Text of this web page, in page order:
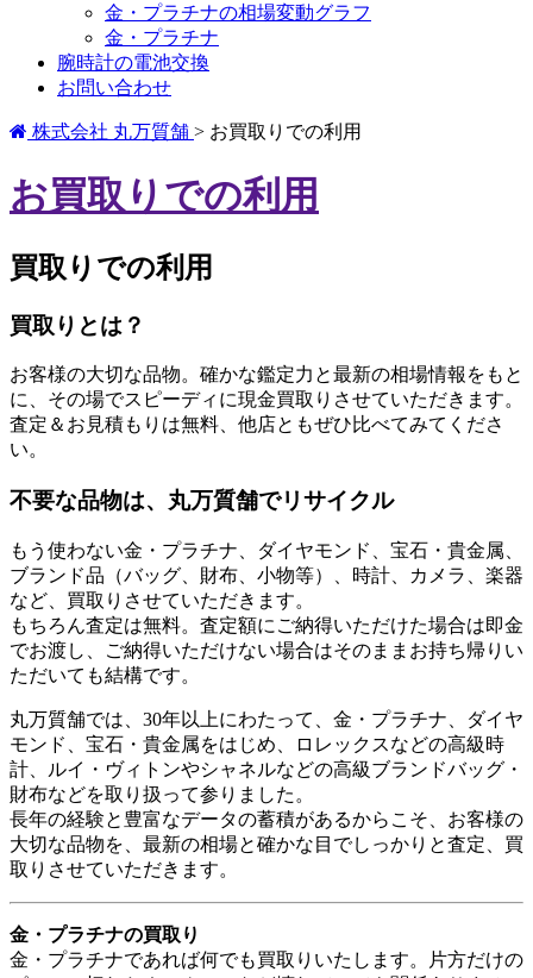
金・プラチナの相場変動グラフ
金・プラチナ
腕時計の電池交換
お問い合わせ
株式会社 丸万質舗 > お買取りでの利用
お買取りでの利用
買取りでの利用
買取りとは？
お客様の大切な品物。確かな鑑定力と最新の相場情報をもと
に、その場でスピーディに現金買取りさせていただきます。
査定＆お見積もりは無料、他店ともぜひ比べてみてくださ
い。
不要な品物は、丸万質舗でリサイクル
もう使わない金・プラチナ、ダイヤモンド、宝石・貴金属、
ブランド品（バッグ、財布、小物等）、時計、カメラ、楽器
など、買取りさせていただきます。
もちろん査定は無料。査定額にご納得いただけた場合は即金
でお渡し、ご納得いただけない場合はそのままお持ち帰りい
ただいても結構です。
丸万質舗では、30年以上にわたって、金・プラチナ、ダイヤ
モンド、宝石・貴金属をはじめ、ロレックスなどの高級時
計、ルイ・ヴィトンやシャネルなどの高級ブランドバッグ・
財布などを取り扱って参りました。
長年の経験と豊富なデータの蓄積があるからこそ、お客様の
大切な品物を、最新の相場と確かな目でしっかりと査定、買
取りさせていただきます。
金・プラチナの買取り
金・プラチナであれば何でも買取りいたします。片方だけの